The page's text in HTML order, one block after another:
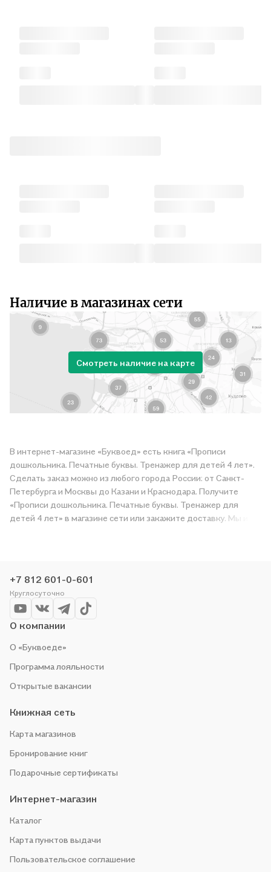
Наличие в магазинах сети
Смотреть наличие на карте
В интернет-магазине «Буквоед» есть книга «Прописи
дошкольника. Печатные буквы. Тренажер для детей 4 лет».
Сделать заказ можно из любого города России: от Санкт-
Петербурга и Москвы до Казани и Краснодара. Получите
«Прописи дошкольника. Печатные буквы. Тренажер для
детей 4 лет» в магазине сети или закажите доставку. Мы и
+7 812 601-0-601
Круглосуточно
О компании
О «Буквоеде»
Программа лояльности
Открытые вакансии
Книжная сеть
Карта магазинов
Бронирование книг
Подарочные сертификаты
Интернет-магазин
Каталог
Карта пунктов выдачи
Пользовательское соглашение